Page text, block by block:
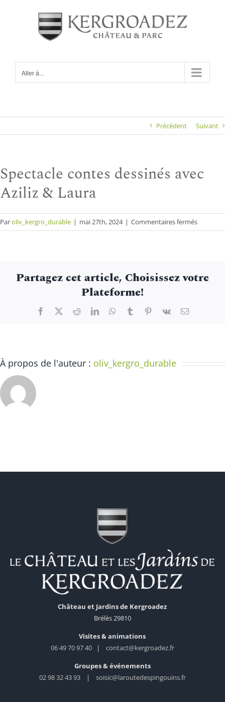
Aller à...
Précédent Suivant
Spectacle contes dessinés avec
Aziliz & Laura
Paroliv_kergro_durable | mai 27th, 2024 | Commentaires ferméssur
Spectacle
Aziliz
Partagez cet article, Choisissez votre
Plateforme!
Facebook
X RedditLinkedInWhatsApp
TumblrPinterest
Vk Email
À propos de l'auteur : oliv_kergro_durable
Château et Jardins de Kergroadez
Brélès 29810
Visites & animations
06 49 70 97 40
| contact@kergroadez.fr
Groupes & événements
02 98 32 43 93| soisic@laroutedespingouins.fr